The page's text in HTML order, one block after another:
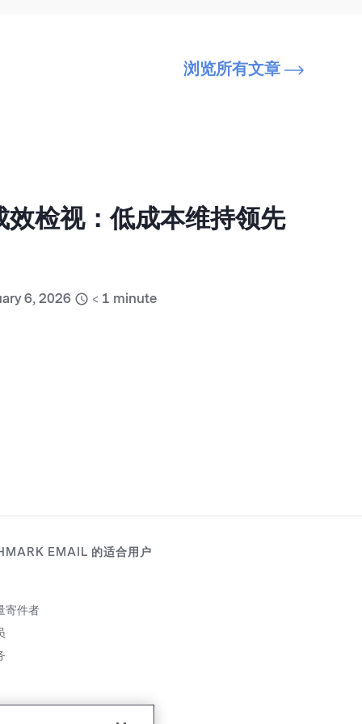
浏览所有文章
检视：低成本维持领先
6, 2026 < 1 minute
EMAIL 的适合用户
寄件者